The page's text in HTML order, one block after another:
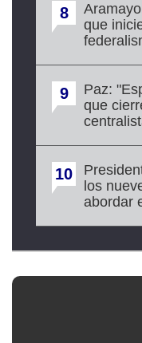
8
que
9
Paz:
que
10
los
abordar